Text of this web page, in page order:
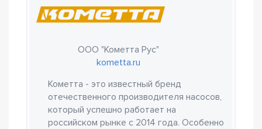
ООО "Кометта Рус"
kometta.ru
Кометта - это известный бренд
отечественного производителя насосов,
который успешно работает на
российском рынке с 2014 года. Особенно